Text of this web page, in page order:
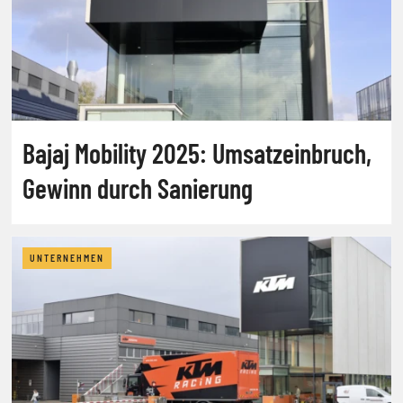
Bajaj Mobility 2025: Umsatzeinbruch,
Gewinn durch Sanierung
UNTERNEHMEN